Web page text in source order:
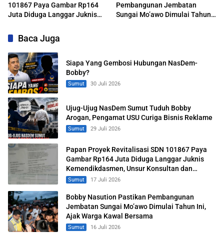
101867 Paya Gambar Rp164
Juta Diduga Langgar Juknis
Konsultan dan Komite Tidak
Ada
Pembangunan Jembatan
Sungai Mo’awo Dimulai Tahun
Baca Juga
Siapa Yang Gembosi Hubungan NasDem-
Bobby?
Sumut 30 Juli 2026
Ujug-Ujug NasDem Sumut Tuduh Bobby
Arogan, Pengamat USU Curiga Bisnis Reklame
Sumut 29 Juli 2026
Papan Proyek Revitalisasi SDN 101867 Paya
Gambar Rp164 Juta Diduga Langgar Juknis
Kemendikdasmen, Unsur Konsultan dan
Komite Tidak Ada
Sumut 17 Juli 2026
Bobby Nasution Pastikan Pembangunan
Jembatan Sungai Mo’awo Dimulai Tahun Ini,
Ajak Warga Kawal Bersama
Sumut 16 Juli 2026